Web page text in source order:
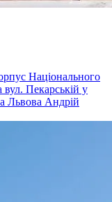
Національного
Пекарській у
Львова Андрій